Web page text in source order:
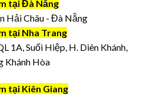
tại Đà Nẵng
Hải Châu - Đà Nẵng
tại Nha Trang
1A, Suối Hiệp, H. Diên Khánh,
Khánh Hòa
tại Kiên Giang